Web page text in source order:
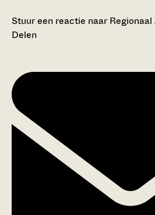
Stuur een reactie naar
Delen